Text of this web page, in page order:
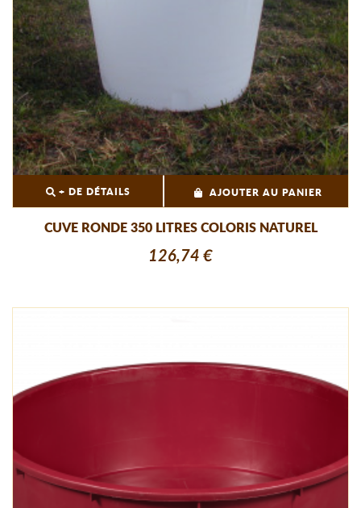
+ DE DÉTAILS AJOUTER AU PANIER
CUVE RONDE 350 LITRES COLORIS NATUREL
126,74 €